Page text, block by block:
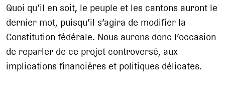
Quoi qu’il en soit, le peuple et les cantons auront le
dernier mot, puisqu’il s’agira de modifier la
Constitution fédérale. Nous aurons donc l’occasion
de reparler de ce projet controversé, aux
implications financières et politiques délicates.